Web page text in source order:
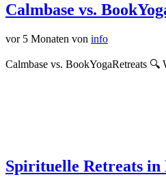
Calmbase vs.
vor 5 Monaten von info
Calmbase vs. BookYogaRetreats 🔍
Spirituelle Retreats in